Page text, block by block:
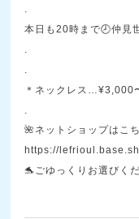
.
本日も20時まで🕗仲見
＊ネックレス…¥3,000
🌺ネットショップはこ
https://
🐬ごゆっくりお選びく